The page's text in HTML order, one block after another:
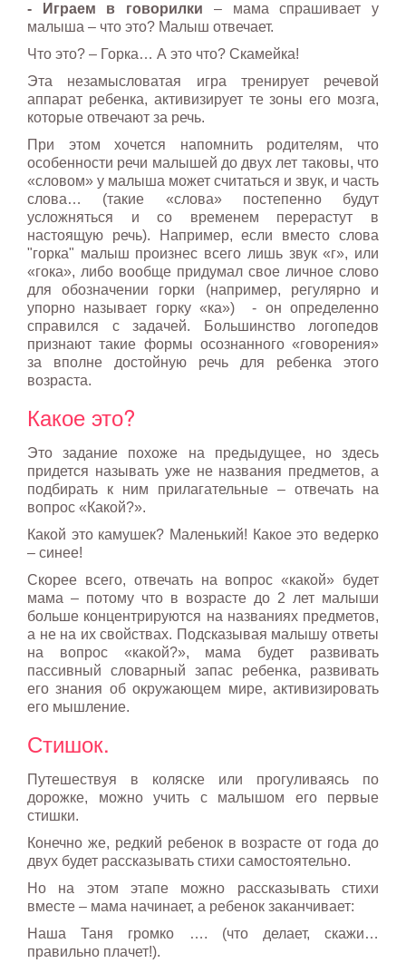
- Играем в говорилки – мама спрашивает у
малыша – что это? Малыш отвечает.
Что это? – Горка… А это что? Скамейка!
Эта незамысловатая игра тренирует речевой
аппарат ребенка, активизирует те зоны его мозга,
которые отвечают за речь.
При этом хочется напомнить родителям, что
особенности речи малышей до двух лет таковы, что
«словом» у малыша может считаться и звук, и часть
слова… (такие «слова» постепенно будут
усложняться и со временем перерастут в
настоящую речь). Например, если вместо слова
"горка" малыш произнес всего лишь звук «г», или
«гока», либо вообще придумал свое личное слово
для обозначении горки (например, регулярно и
упорно называет горку «ка») - он определенно
справился с задачей. Большинство логопедов
признают такие формы осознанного «говорения»
за вполне достойную речь для ребенка этого
возраста.
Какое это?
Это задание похоже на предыдущее, но здесь
придется называть уже не названия предметов, а
подбирать к ним прилагательные – отвечать на
вопрос «Какой?».
Какой это камушек? Маленький! Какое это ведерко
– синее!
Скорее всего, отвечать на вопрос «какой» будет
мама – потому что в возрасте до 2 лет малыши
больше концентрируются на названиях предметов,
а не на их свойствах. Подсказывая малышу ответы
на вопрос «какой?», мама будет развивать
пассивный словарный запас ребенка, развивать
его знания об окружающем мире, активизировать
его мышление.
Стишок.
Путешествуя в коляске или прогуливаясь по
дорожке, можно учить с малышом его первые
стишки.
Конечно же, редкий ребенок в возрасте от года до
двух будет рассказывать стихи самостоятельно.
Но на этом этапе можно рассказывать стихи
вместе – мама начинает, а ребенок заканчивает:
Наша Таня громко …. (что делает, скажи…
правильно плачет!).